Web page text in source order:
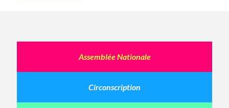
Assemblée Nationale
Circonscription